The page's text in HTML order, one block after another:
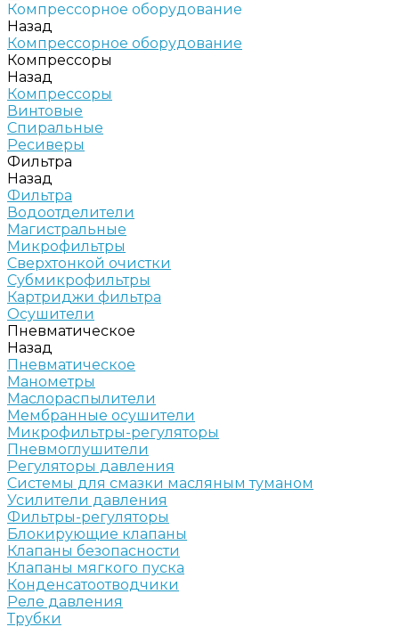
Компрессорное оборудование
Назад
Компрессорное оборудование
Компрессоры
Назад
Компрессоры
Винтовые
Спиральные
Ресиверы
Фильтра
Назад
Фильтра
Водоотделители
Магистральные
Микрофильтры
Сверхтонкой очистки
Субмикрофильтры
Картриджи фильтра
Осушители
Пневматическое
Назад
Пневматическое
Манометры
Маслораспылители
Мембранные осушители
Микрофильтры-регуляторы
Пневмоглушители
Регуляторы давления
Системы для смазки масляным туманом
Усилители давления
Фильтры-регуляторы
Блокирующие клапаны
Клапаны безопасности
Клапаны мягкого пуска
Конденсатоотводчики
Реле давления
Трубки